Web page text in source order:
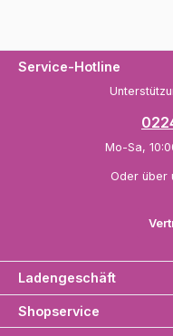
Service-Hotline
Mo-Sa,
Oder über
Ladengeschäft
Shopservice